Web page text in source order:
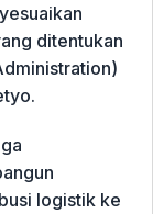
ditentukan
logistik ke